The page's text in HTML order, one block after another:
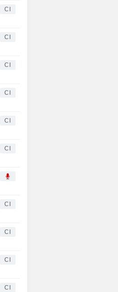
CI
CI
CI
CI
CI
CI
CI
CI
CI
CI